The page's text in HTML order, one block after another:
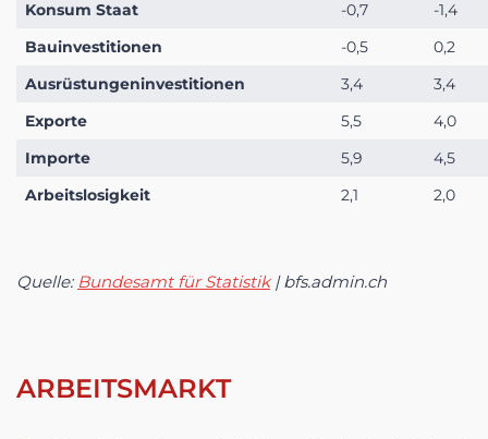
Konsum Staat -0,7 -1,4
Bauinvestitionen -0,5 0,2
Ausrüstungeninvestitionen 3,4 3,4
Exporte 5,5 4,0
Importe 5,9 4,5
Arbeitslosigkeit 2,1 2,0
Quelle:Bundesamt für Statistik| bfs.admin.ch
ARBEITSMARKT